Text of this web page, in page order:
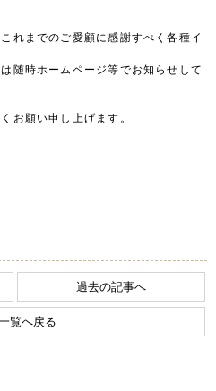
ラン一覧
れまでのご愛顧に感謝すべく各種イ
随時ホームページ等でお知らせして
お願い申し上げます。
覧へ戻る
過去の記事へ